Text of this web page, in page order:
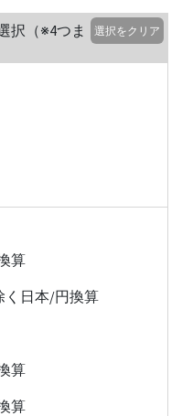
択（※4つま
選択をクリア
算
く日本/円換算
算
算